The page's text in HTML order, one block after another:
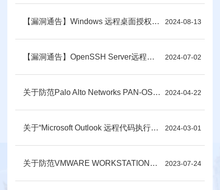
【漏洞通告】Windows 远程桌面授权服务远程代码执行漏洞 2024-08-13
【漏洞通告】OpenSSH Server远程代码执行漏洞 2024-07-02
关于防范Palo Alto Networks PAN-OS命令注入漏洞（CVE-2024-3400）和 Rust 命令注入漏洞（CVE-2024-24576）的温馨提示 2024-04-22
关于“Microsoft Outlook 远程代码执行漏洞（CVE-2024-21413）”的紧急通告 2024-03-01
关于防范VMWARE WORKSTATION与FUSION多个高危漏洞的安全预警 2023-07-24